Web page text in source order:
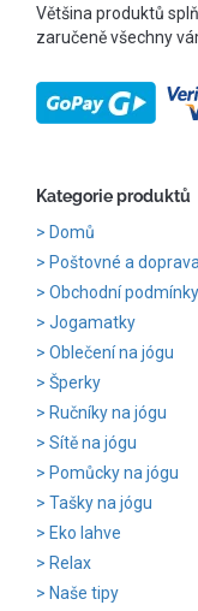
Většina produktů
zaručeně všechny
Kategorie produktů
Domů
Poštovné a doprava
Obchodní podmínky
Jogamatky
Oblečení na jógu
Šperky
Ručníky na jógu
Sítě na jógu
Pomůcky na jógu
Tašky na jógu
Eko lahve
Relax
Naše tipy